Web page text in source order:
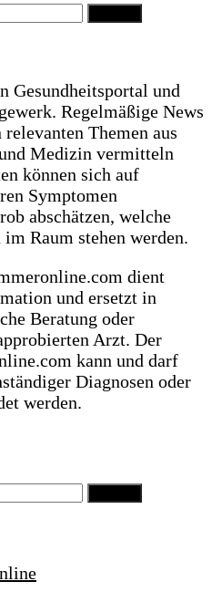
Gesundheitsportal und
Regelmäßige News
Themen aus
Medizin vermitteln
können sich auf
Symptomen
abschätzen, welche
Raum stehen werden.
dient
und ersetzt in
Beratung oder
Arzt. Der
kann und darf
Diagnosen oder
werden.